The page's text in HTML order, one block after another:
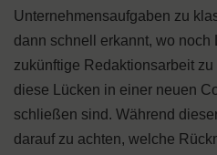
Unternehmensaufgaben zu
dann schnell erkannt, wo noch
zukünftige Redaktionsarbeit
diese Lücken in einer neuen
schließen sind. Während
darauf zu achten, welche